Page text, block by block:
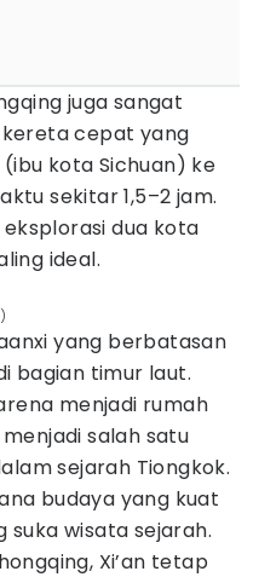
juga sangat
cepat yang
kota Sichuan) ke
sekitar 1,5–2 jam.
dua kota
ideal.
yang berbatasan
bagian timur laut.
menjadi rumah
salah satu
sejarah Tiongkok.
budaya yang kuat
wisata sejarah.
Xi’an tetap